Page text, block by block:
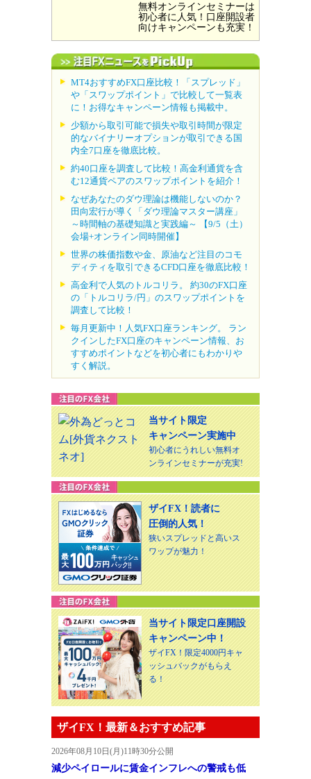
無料オンラインセミナーは
初心者に人気！口座開設者
向けキャンペーンも充実！
MT4おすすめFX口座比較！「スプレッド」
や「スワップポイント」で比較して一覧表
に！お得なキャンペーン情報も掲載中。
少額から取引可能で損失や取引時間が限定
的なバイナリーオプションが取引できる国
内全7口座を徹底比較。
約40口座を調査して比較！高金利通貨を含
む12通貨ペアのスワップポイントを紹介！
なぜあなたのダウ理論は機能しないのか？
田向宏行が導く「ダウ理論マスター講座」
～時間軸の基礎知識と実践編～ 【9/5（土）
会場+オンライン同時開催】
世界の株価指数や金、原油など注目のコモ
ディティを取引できるCFD口座を徹底比較！
高金利で人気のトルコリラ。 約30のFX口座
の「トルコリラ/円」のスワップポイントを
調査して比較！
毎月更新中！人気FX口座ランキング。 ラン
クインしたFX口座のキャンペーン情報、お
すすめポイントなどを初心者にもわかりや
すく解説。
当サイト限定
キャンペーン実施中
初心者にうれしい無料オ
ンラインセミナーが充実!
ザイFX！読者に
圧倒的人気！
狭いスプレッドと高いス
ワップが魅力！
当サイト限定口座開設
キャンペーン中！
ザイFX！限定4000円キャ
ッシュバックがもらえ
る！
ザイFX！最新＆おすすめ記事
2026年08月10日(月)11時30分公開
減少ペイロールに賃金インフレへの警戒も低